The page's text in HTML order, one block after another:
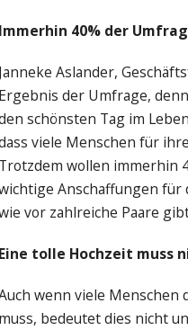
Immerhin 40% der
Janneke Aslander,
Ergebnis der Umfrage,
schönsten Tag im
viele Menschen für
Trotzdem wollen immerhin
Anschaffungen für
vor zahlreiche Paare
Eine tolle Hochzeit muss
wenn viele Menschen
muss, bedeutet dies nicht